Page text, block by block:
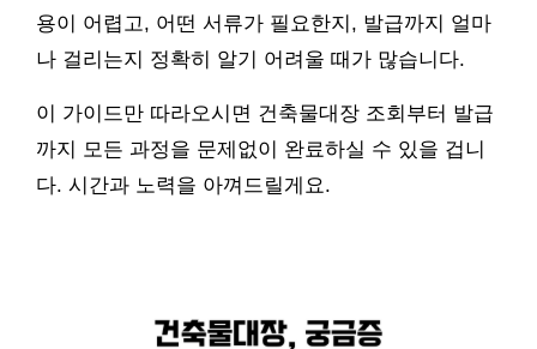
용이 어렵고, 어떤 서류가 필요한지, 발급까지 얼마
나 걸리는지 정확히 알기 어려울 때가 많습니다.
이 가이드만 따라오시면 건축물대장 조회부터 발급
까지 모든 과정을 문제없이 완료하실 수 있을 겁니
다. 시간과 노력을 아껴드릴게요.